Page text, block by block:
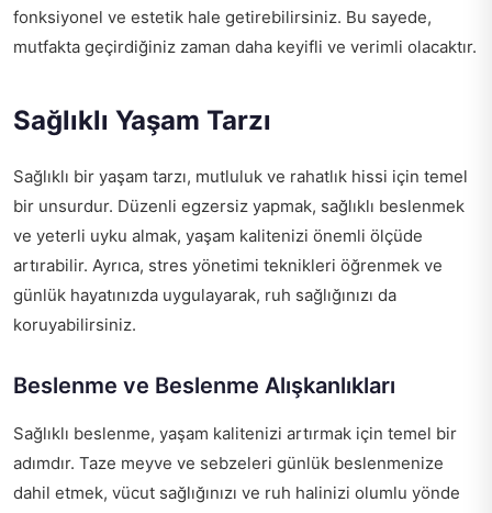
fonksiyonel ve estetik hale getirebilirsiniz. Bu sayede,
mutfakta geçirdiğiniz zaman daha keyifli ve verimli olacaktır.
Sağlıklı Yaşam Tarzı
Sağlıklı bir yaşam tarzı, mutluluk ve rahatlık hissi için temel
bir unsurdur. Düzenli egzersiz yapmak, sağlıklı beslenmek
ve yeterli uyku almak, yaşam kalitenizi önemli ölçüde
artırabilir. Ayrıca, stres yönetimi teknikleri öğrenmek ve
günlük hayatınızda uygulayarak, ruh sağlığınızı da
koruyabilirsiniz.
Beslenme ve Beslenme Alışkanlıkları
Sağlıklı beslenme, yaşam kalitenizi artırmak için temel bir
adımdır. Taze meyve ve sebzeleri günlük beslenmenize
dahil etmek, vücut sağlığınızı ve ruh halinizi olumlu yönde